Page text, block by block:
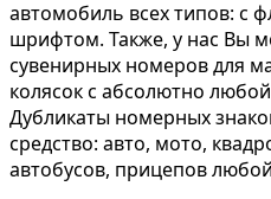
автомобиль всех типов: с
шрифтом. Также, у нас Вы
сувенирных номеров для
колясок с абсолютно
Дубликаты номерных
средство: авто, мото,
автобусов, прицепов